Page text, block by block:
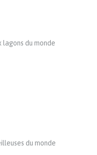
lagons du monde
du monde